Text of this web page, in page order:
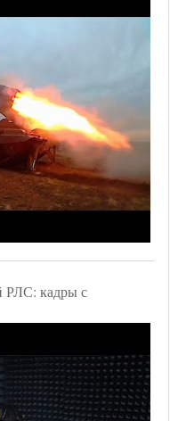
РЛС: кадры с